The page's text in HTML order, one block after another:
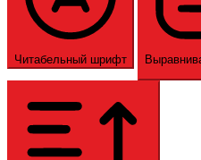
Читабельный шрифт